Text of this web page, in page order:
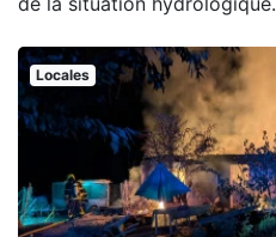
Locales